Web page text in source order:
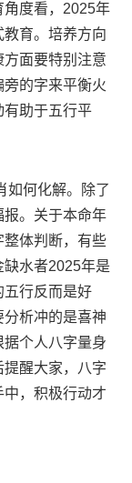
角度看，2025年
育。培养方向
面要特别注意
的字来平衡火
有助于五行平
如何化解。除了
。关于本命年
整体判断，有些
水者2025年是
五行反而是好
析冲的是喜神
个人八字量身
醒大家，八字
，积极行动才